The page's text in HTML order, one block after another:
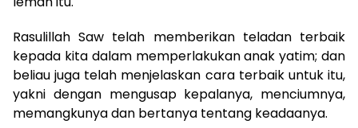
Rasulillah Saw telah memberikan teladan terbaik
kepada kita dalam memperlakukan anak yatim; dan
beliau juga telah menjelaskan cara terbaik untuk itu,
yakni dengan mengusap kepalanya, menciumnya,
memangkunya dan bertanya tentang keadaanya.